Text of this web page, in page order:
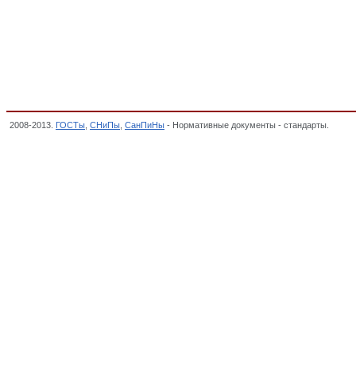
2008-2013. ГОСТы СНиПы СанПиНы - Нормативные документы - стандарты.